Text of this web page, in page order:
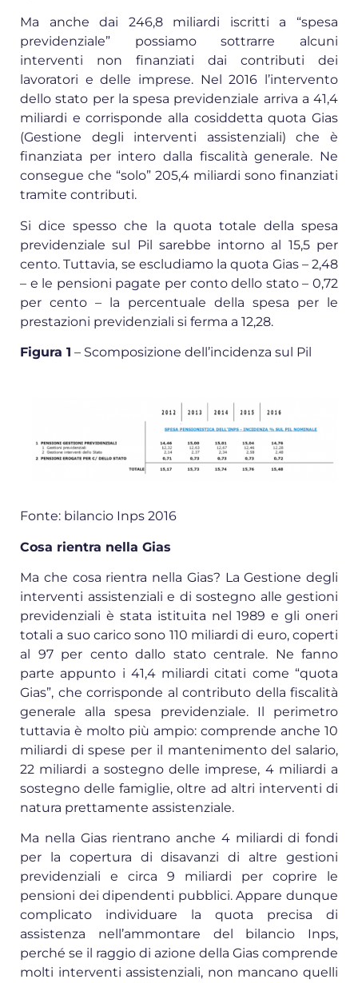
Ma anche dai 246,8 miliardi iscritti a “spesa
previdenziale” possiamo sottrarre alcuni
interventi non finanziati dai contributi dei
lavoratori e delle imprese. Nel 2016 l’intervento
dello stato per la spesa previdenziale arriva a 41,4
miliardi e corrisponde alla cosiddetta quota Gias
(Gestione degli interventi assistenziali) che è
finanziata per intero dalla fiscalità generale. Ne
consegue che “solo” 205,4 miliardi sono finanziati
tramite contributi.
Si dice spesso che la quota totale della spesa
previdenziale sul Pil sarebbe intorno al 15,5 per
cento. Tuttavia, se escludiamo la quota Gias – 2,48
– e le pensioni pagate per conto dello stato – 0,72
per cento – la percentuale della spesa per le
prestazioni previdenziali si ferma a 12,28.
Figura 1 – Scomposizione dell’incidenza sul Pil
Fonte: bilancio Inps 2016
Cosa rientra nella Gias
Ma che cosa rientra nella Gias? La Gestione degli
interventi assistenziali e di sostegno alle gestioni
previdenziali è stata istituita nel 1989 e gli oneri
totali a suo carico sono 110 miliardi di euro, coperti
al 97 per cento dallo stato centrale. Ne fanno
parte appunto i 41,4 miliardi citati come “quota
Gias”, che corrisponde al contributo della fiscalità
generale alla spesa previdenziale. Il perimetro
tuttavia è molto più ampio: comprende anche 10
miliardi di spese per il mantenimento del salario,
22 miliardi a sostegno delle imprese, 4 miliardi a
sostegno delle famiglie, oltre ad altri interventi di
natura prettamente assistenziale.
Ma nella Gias rientrano anche 4 miliardi di fondi
per la copertura di disavanzi di altre gestioni
previdenziali e circa 9 miliardi per coprire le
pensioni dei dipendenti pubblici. Appare dunque
complicato individuare la quota precisa di
assistenza nell’ammontare del bilancio Inps,
perché se il raggio di azione della Gias comprende
molti interventi assistenziali, non mancano quelli